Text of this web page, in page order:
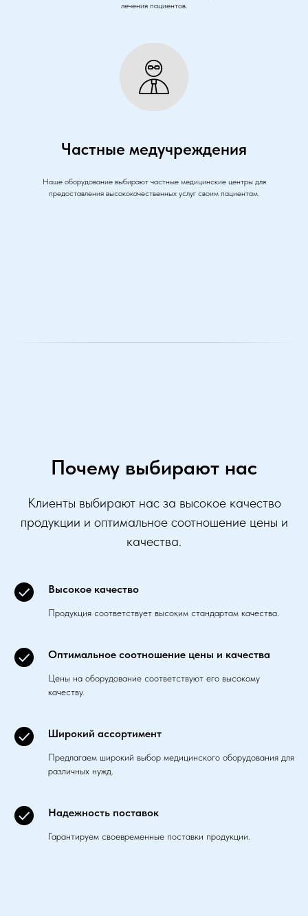
лечения пациентов.
Частные медучреждения
Наше оборудование выбирают частные медицинские центры для
предоставления высококачественных услуг своим пациентам.
Почему выбирают нас
Клиенты выбирают нас за высокое качество
продукции и оптимальное соотношение цены и
качества.
Высокое качество
Продукция соответствует высоким стандартам качества.
Оптимальное соотношение цены и качества
Цены на оборудование соответствуют его высокому
качеству.
Широкий ассортимент
Предлагаем широкий выбор медицинского оборудования для
различных нужд.
Надежность поставок
Гарантируем своевременные поставки продукции.